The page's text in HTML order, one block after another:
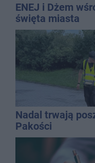
ENEJ i Dżem
święta miasta
Nadal trwają
Pakości